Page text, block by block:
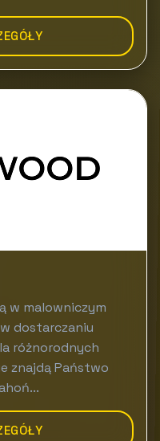
w malowniczym
dostarczaniu
różnorodnych
znajdą Państwo